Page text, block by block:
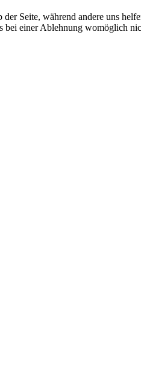
Seite, während andere uns
bei einer Ablehnung womöglich